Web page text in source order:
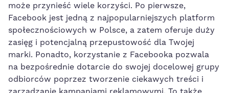
może przynieść wiele korzyści. Po pierwsze,
Facebook jest ‍jedną z najpopularniejszych platform
społecznościowych w⁢ Polsce, a zatem oferuje⁢ duży
zasięg i potencjalną przepustowość dla Twojej
marki. Ponadto, korzystanie z Facebooka pozwala
na bezpośrednie dotarcie do swojej docelowej grupy‍
odbiorców poprzez tworzenie ciekawych‍ treści i